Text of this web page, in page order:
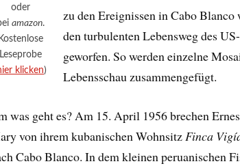
oder
amazon.
Kostenlose
Leseprobe
klicken)
zu den Ereignissen in Cabo
den turbulenten Lebensweg des
geworfen. So werden einzelne
Lebensschau zusammengefügt.
was geht es? Am 15. April 1956 brechen
von ihrem kubanischen WohnsitzFinca
Cabo Blanco. In dem kleinen peruanischen